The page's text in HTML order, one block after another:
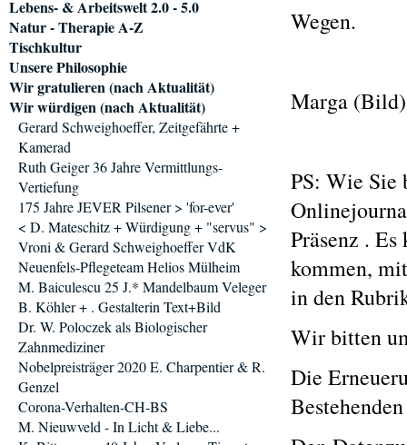
Wegen.
Marga
PS: Wie Sie
Präsenz .
kommen,
in den
Wir bitten
Die
Lebens- & Arbeitswelt 2.0 - 5.0
Natur - Therapie A-Z
Tischkultur
Unsere Philosophie
Wir gratulieren (nach Aktualität)
Wir würdigen (nach Aktualität)
Gerard Schweighoeffer, Zeitgefährte +
Kamerad
Ruth Geiger 36 Jahre Vermittlungs-
Vertiefung
175 Jahre JEVER Pilsener > 'for-ever'
< D. Mateschitz + Würdigung + "servus" >
Vroni & Gerard Schweighoeffer VdK
Neuenfels-Pflegeteam Helios Mülheim
M. Baiculescu 25 J.* Mandelbaum Veleger
B. Köhler + . Gestalterin Text+Bild
Dr. W. Poloczek als Biologischer
Zahnmediziner
Nobelpreisträger 2020 E. Charpentier & R.
Genzel
Corona-Verhalten-CH-BS
M. Nieuwveld - In Licht & Liebe...